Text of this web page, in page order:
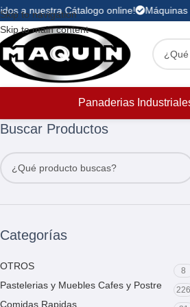
Skip to navigation
Skip to main content
a nuestra Cátalogo online! Máquinas
Panaderias
Buscar Productos
Categorías
OTROS 8
Pastelerias y Muebles Cafes y Postre 226
Comidas Rapidas